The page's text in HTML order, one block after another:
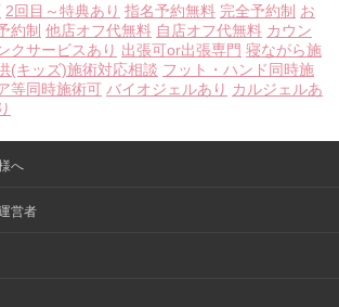
2回目～特典あり 指名予約無料 完全予約制 お
約制 他店オフ代無料 自店オフ代無料 カウン
クサービスあり 出張可or出張専門 寝ながら施
(キッズ)施術対応相談 フット・ハンド同時施
等同時施術可 バイオジェルあり カルジェルあ
へ
営者